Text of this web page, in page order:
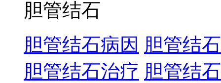
胆管结石
胆管结石病因 胆管结
胆管结石治疗 胆管结